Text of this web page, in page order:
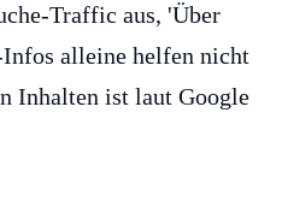
Traffic aus, 'Über
alleine helfen nicht
Inhalten ist laut Google